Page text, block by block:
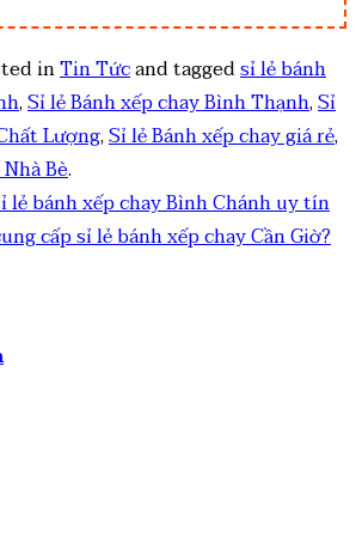
inTin Tứcand taggedsỉ lẻ bánh
,Sỉ lẻ Bánh xếp chay Bình Thạnh,Sỉ
Lượng,Sỉ lẻ Bánh xếp chay giá rẻ,
Bè.
lẻ bánh xếp chay Bình Chánh uy tín
cấp sỉ lẻ bánh xếp chay Cần Giờ?